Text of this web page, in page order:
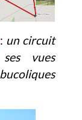
: un circuit
vues